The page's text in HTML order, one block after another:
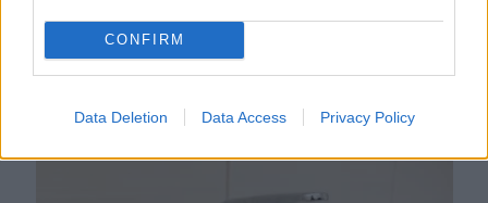
CONFIRM
Data Deletion Data Access Privacy Policy
Ezért párásodik be állandóan az ablak – egyszerűbb a
megoldás, mint gondolnád